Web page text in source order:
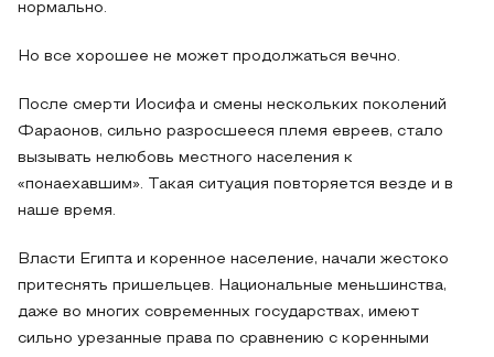
нормально.
Но все хорошее не может продолжаться вечно.
После смерти Иосифа и смены нескольких поколений
Фараонов, сильно разросшееся племя евреев, стало
вызывать нелюбовь местного населения к
«понаехавшим». Такая ситуация повторяется везде и в
наше время.
Власти Египта и коренное население, начали жестоко
притеснять пришельцев. Национальные меньшинства,
даже во многих современных государствах, имеют
сильно урезанные права по сравнению с коренными